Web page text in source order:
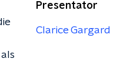
Presentator
Clarice Gargard